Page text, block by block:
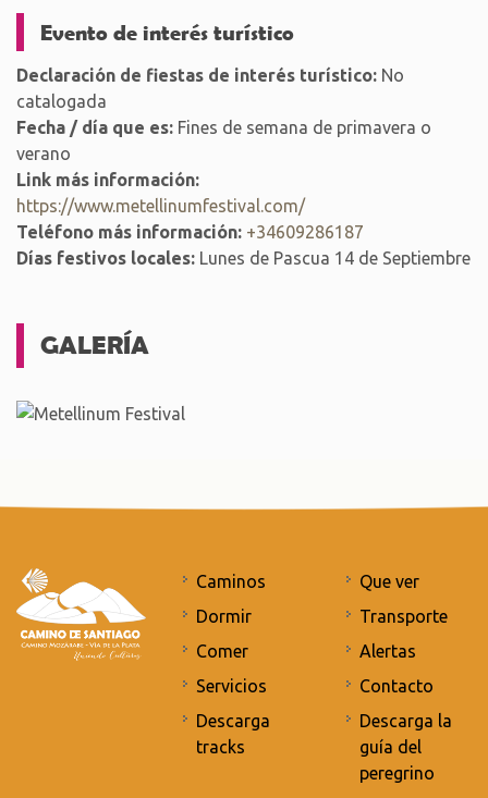
Evento de interés turístico
Declaración de fiestas de interés turístico: No
catalogada
Fecha / día que es: Fines de semana de primavera o
verano
Link más información:
https://www.metellinumfestival.com/
Teléfono más información: +34609286187
Días festivos locales: Lunes de Pascua 14 de Septiembre
GALERÍA
Caminos
Dormir
Comer
Servicios
Descarga
tracks
Que ver
Transporte
Alertas
Contacto
Descarga la
guía del
peregrino